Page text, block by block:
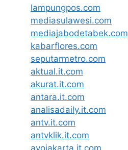
lampungpos.com
mediasulawesi.com
mediajabodetabek.com
kabarflores.com
seputarmetro.com
aktual.it.com
akurat.it.com
antara.it.com
analisadaily.it.com
antv.it.com
antvklik.it.com